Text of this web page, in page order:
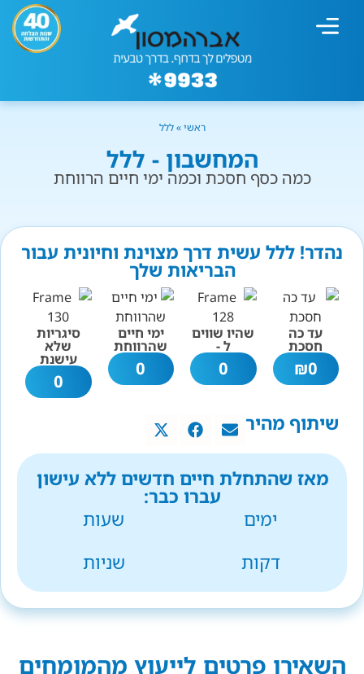
ראשי»ללל
המחשבון - ללל
כמה כסף חסכת וכמה ימי חיים הרווחת
נהדר! ללל עשית דרך מצוינת וחיונית עבור
הבריאות שלך
עד כה
חסכת
0
₪
שהיו שווים
ל -
0
ימי חיים
שהרווחת
0
סיגריות
שלא
עישנת
0
שיתוף מהיר
מאז שהתחלת חיים חדשים ללא עישון
עברו כבר:
ימים
שעות
דקות
שניות
השאירו פרטים לייעוץ מהמומחים